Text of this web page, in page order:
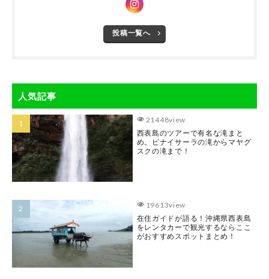
投稿一覧へ
人気記事
21448view
西表島のツアーで有名な滝まと
め。ピナイサーラの滝からマヤグ
スクの滝まで！
19613view
在住ガイドが語る！沖縄県西表島
をレンタカーで観光するならここ
がおすすめスポットまとめ！